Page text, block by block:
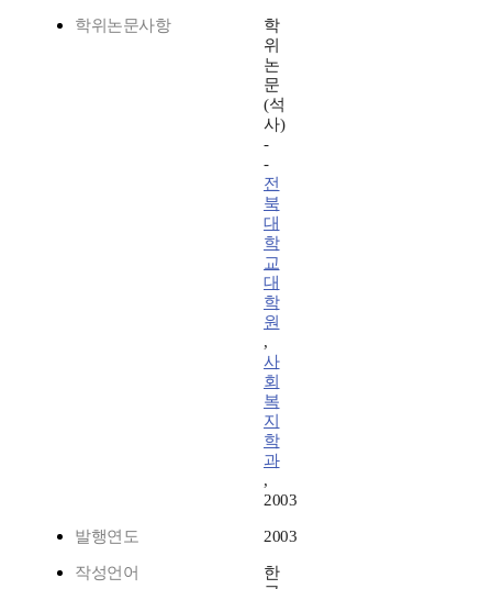
학위논문사항
학
위
논
문
(석
사)
-
-
전
북
대
학
교
대
학
원
,
사
회
복
지
학
과
,
2003
발행연도 2003
작성언어
한